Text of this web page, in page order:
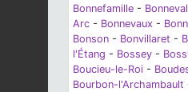
Bonnefamille - Bonneval
Arc - Bonnevaux -
Bonson - Bonvillaret -
l'Étang - Bossey -
Boucieu-le-Roi -
Bourbon-l'Archambault